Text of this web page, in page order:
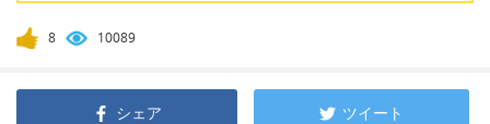
8 10089
シェア ツイート